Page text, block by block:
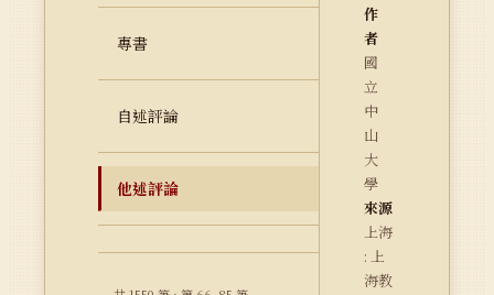
專書
自述評論
他述評論
作
者
國
立
中
山
大
學
來源
上海
: 上
海教